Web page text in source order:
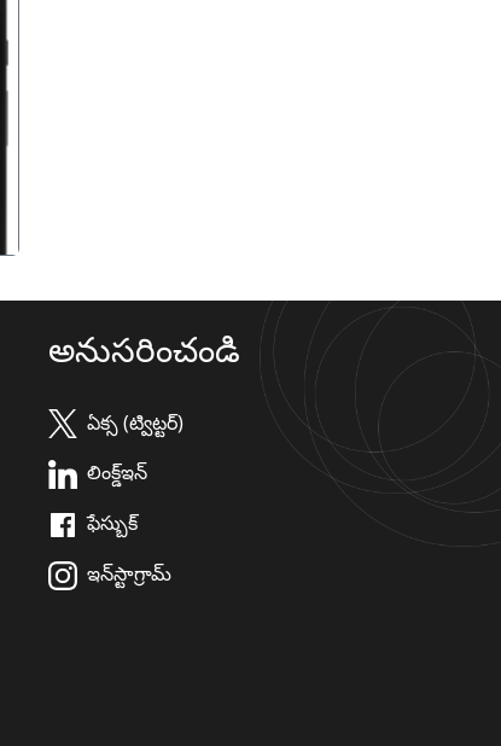
అనుసరించండి
ఏక్స (ట్విట్టర్)
లింక్డ్ఇన్
ఫేస్బుక్
ఇన్‌స్టాగ్రామ్